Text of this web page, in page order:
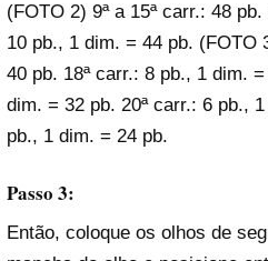
(FOTO 2) 9ª a 15ª carr.: 48
10 pb., 1 dim. = 44 pb. (FOTO
40 pb. 18ª carr.: 8 pb., 1 dim.
dim. = 32 pb. 20ª carr.: 6 pb.,
pb., 1 dim. = 24 pb.
Passo 3:
Então, coloque os olhos de